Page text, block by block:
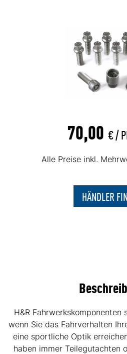
70,00 € /
Alle Preise inkl.
HÄNDLER
H&R Fahrwerkskomponenten
wenn Sie das Fahrverhalten
eine sportliche Optik
haben immer Teilegutachten